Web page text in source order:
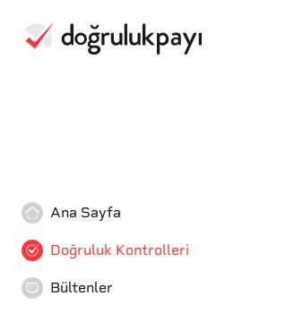
Ana Sayfa
Doğruluk Kontrolleri
Bültenler